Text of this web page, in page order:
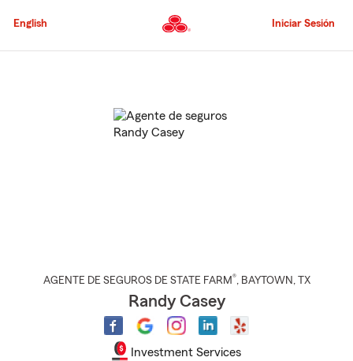
al
principal
English Iniciar Sesión
AGENTE DE SEGUROS DE STATE FARM®, BAYTOWN , TX
Randy Casey
Investment Services